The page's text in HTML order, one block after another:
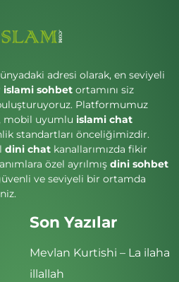
adresi olarak, en seviyeli
islami sohbet ortamını siz
Platformumuz
mobil uyumlu islami chat
standartları önceliğimizdir.
dini chat kanallarımızda fikir
özel ayrılmış dini sohbet
ve seviyeli bir ortamda
Son Yazılar
Mevlan Kurtishi – La ilaha
illallah